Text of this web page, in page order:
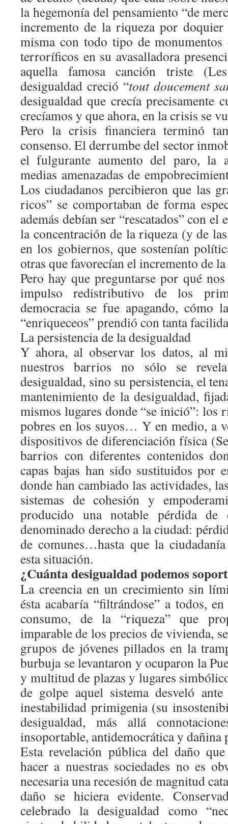
la hegemonía del pensamiento “de
incremento de la riqueza por
misma con todo tipo de monumentos
terroríficos en su avasalladora
aquella famosa canción triste
desigualdad creció “tout doucement
desigualdad que crecía precisamente
crecíamos y que ahora, en la crisis se
Pero la crisis financiera terminó
consenso. El derrumbe del sector
el fulgurante aumento del paro, la
medias amenazadas de
Los ciudadanos percibieron que las
ricos” se comportaban de forma
además debían ser “rescatados” con el
la concentración de la riqueza (y de
en los gobiernos, que sostenían
otras que favorecían el incremento de
Pero hay que preguntarse por qué
impulso redistributivo de los
democracia se fue apagando, cómo
“enriqueceos” prendió con tanta
La persistencia de la desigualdad
Y ahora, al observar los datos, al
nuestros barrios no sólo se
desigualdad, sino su persistencia, el
mantenimiento de la desigualdad,
mismos lugares donde “se inició”: los
pobres en los suyos… Y en medio, a
dispositivos de diferenciación física
barrios con diferentes contenidos
capas bajas han sido sustituidos por
donde han cambiado las actividades,
sistemas de cohesión y
producido una notable pérdida de
denominado derecho a la ciudad:
de comunes…hasta que la
esta situación.
¿Cuánta desigualdad podemos
La creencia en un crecimiento sin
ésta acabaría “filtrándose” a todos,
consumo, de la “riqueza” que
imparable de los precios de vivienda,
grupos de jóvenes pillados en la
burbuja se levantaron y ocuparon la
y multitud de plazas y lugares
de golpe aquel sistema desveló
inestabilidad primigenia (su
desigualdad, más allá
insoportable, antidemocrática y dañina
Esta revelación pública del daño
hacer a nuestras sociedades no es
necesaria una recesión de magnitud
daño se hiciera evidente.
celebrado la desigualdad como